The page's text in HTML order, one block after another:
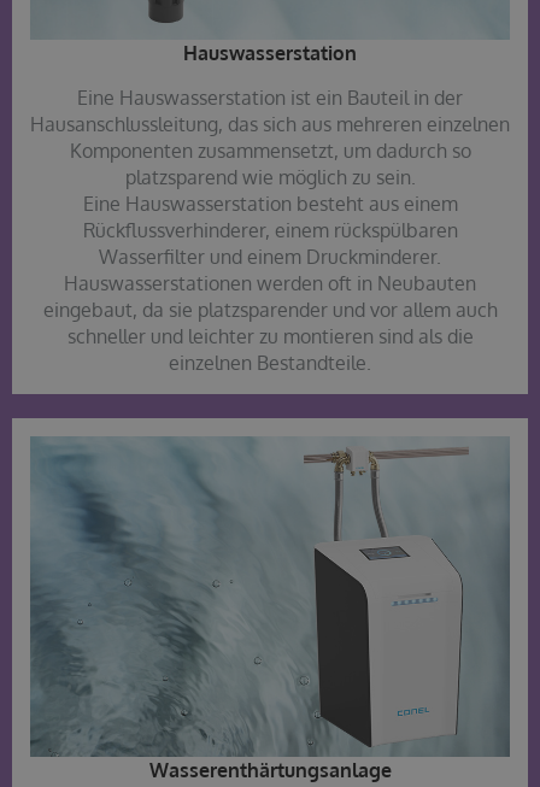
Hauswasserstation
Eine Hauswasserstation ist ein Bauteil in der
Hausanschlussleitung, das sich aus mehreren einzelnen
Komponenten zusammensetzt, um dadurch so
platzsparend wie möglich zu sein.
Eine Hauswasserstation besteht aus einem
Rückflussverhinderer, einem rückspülbaren
Wasserfilter und einem Druckminderer.
Hauswasserstationen werden oft in Neubauten
eingebaut, da sie platzsparender und vor allem auch
schneller und leichter zu montieren sind als die
einzelnen Bestandteile.
Wasserenthärtungsanlage